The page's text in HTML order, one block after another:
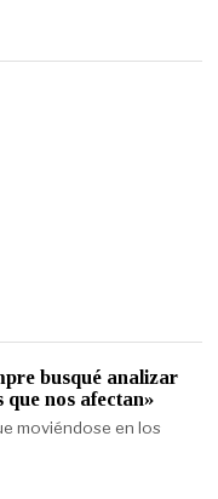
busqué analizar
nos afectan»
moviéndose en los